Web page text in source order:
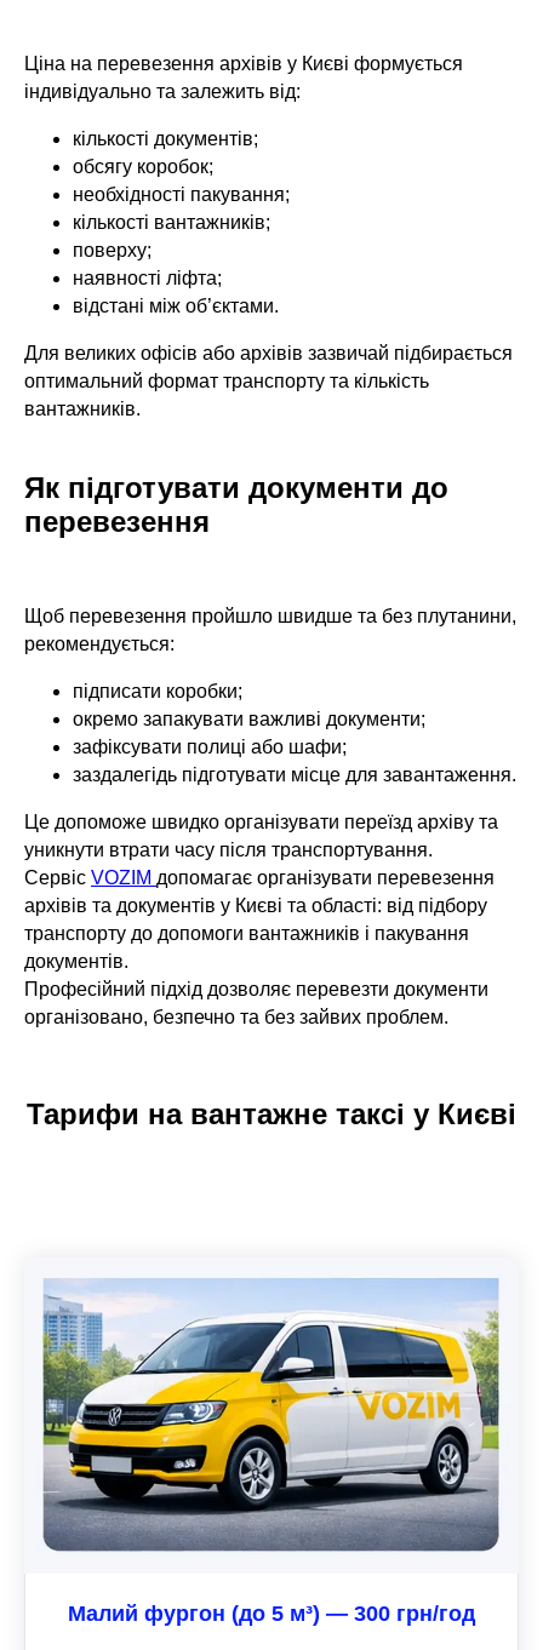
Ціна на перевезення архівів у Києві формується
індивідуально та залежить від:
кількості документів;
обсягу коробок;
необхідності пакування;
кількості вантажників;
поверху;
наявності ліфта;
відстані між об’єктами.
Для великих офісів або архівів зазвичай підбирається
оптимальний формат транспорту та кількість
вантажників.
Як підготувати документи до
перевезення
Щоб перевезення пройшло швидше та без плутанини,
рекомендується:
підписати коробки;
окремо запакувати важливі документи;
зафіксувати полиці або шафи;
заздалегідь підготувати місце для завантаження.
Це допоможе швидко організувати переїзд архіву та
уникнути втрати часу після транспортування.
Сервіс VOZIM допомагає організувати перевезення
архівів та документів у Києві та області: від підбору
транспорту до допомоги вантажників і пакування
документів.
Професійний підхід дозволяє перевезти документи
організовано, безпечно та без зайвих проблем.
Тарифи на вантажне таксі у Києві
Малий фургон (до 5 м³) — 300 грн/год